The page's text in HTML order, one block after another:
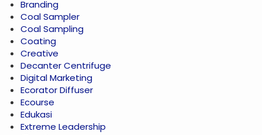
Branding
Coal Sampler
Coal Sampling
Coating
Creative
Decanter Centrifuge
Digital Marketing
Ecorator Diffuser
Ecourse
Edukasi
Extreme Leadership